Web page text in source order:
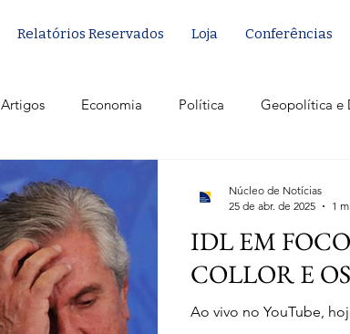
Relatórios Reservados Loja Conferências
Artigos Economia Política Geopolítica e
IDL EM
COLLOR E
Ao vivo no YouTube,
Núcleo de Notícias
25 de abr. de 2025
1